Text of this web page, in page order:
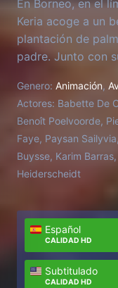
En Borneo, en el
Keria acoge a un
plantación de
padre. Junto con
bosque, en una
con sus orígenes.
Genero: Animación,
Actores: Babette De
Benoît Poelvoorde,
Faye, Paysan
Buysse, Karim
Heiderscheidt
Español
CALIDAD HD
Subtitulado
CALIDAD HD